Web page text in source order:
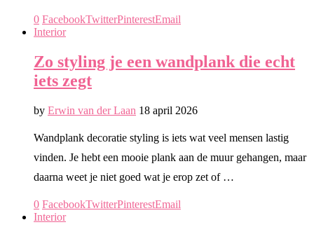
0 FacebookTwitterPinterestEmail
Interior
Zo styling je een wandplank die echt
iets zegt
by Erwin van der Laan 18 april 2026
Wandplank decoratie styling is iets wat veel mensen lastig
vinden. Je hebt een mooie plank aan de muur gehangen, maar
daarna weet je niet goed wat je erop zet of …
0 FacebookTwitterPinterestEmail
Interior